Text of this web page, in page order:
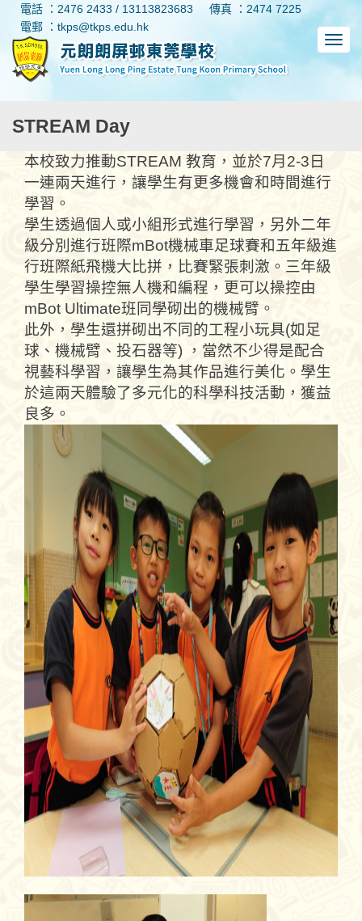
電話 ：2476 2433 / 13113823683
傳真 ：2474 7225
電郵 ：tkps@tkps.edu.hk
STREAM Day
本校致力推動STREAM 教育，並於7月2-3日
一連兩天進行，讓學生有更多機會和時間進行
學習。
學生透過個人或小組形式進行學習，另外二年
級分別進行班際mBot機械車足球賽和五年級進
行班際紙飛機大比拼，比賽緊張刺激。三年級
學生學習操控無人機和編程，更可以操控由
mBot Ultimate班同學砌出的機械臂。
此外，學生還拼砌出不同的工程小玩具(如足
球、機械臂、投石器等) ，當然不少得是配合
視藝科學習，讓學生為其作品進行美化。學生
於這兩天體驗了多元化的科學科技活動，獲益
良多。